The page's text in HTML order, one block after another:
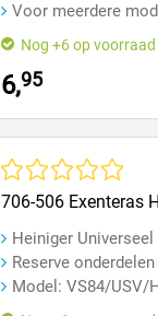
Voor meerdere
Nog +6 op voorraad
6,95
706-506 Exenteras
Heiniger Universeel
Reserve onderdelen
Model: VS84/USV/